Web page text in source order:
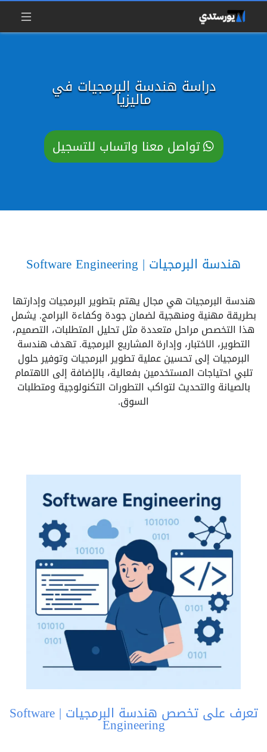
دراسة هندسة البرمجيات في
ماليزيا
تواصل معنا واتساب للتسجيل
هندسة البرمجيات | Software Engineering
هندسة البرمجيات هي مجال يهتم بتطوير البرمجيات وإدارتها
بطريقة مهنية ومنهجية لضمان جودة وكفاءة البرامج. يشمل
هذا التخصص مراحل متعددة مثل تحليل المتطلبات، التصميم،
التطوير، الاختبار، وإدارة المشاريع البرمجية. تهدف هندسة
البرمجيات إلى تحسين عملية تطوير البرمجيات وتوفير حلول
تلبي احتياجات المستخدمين بفعالية، بالإضافة إلى الاهتمام
بالصيانة والتحديث لتواكب التطورات التكنولوجية ومتطلبات
السوق.
تعرف على تخصص هندسة البرمجيات | Software Engineering